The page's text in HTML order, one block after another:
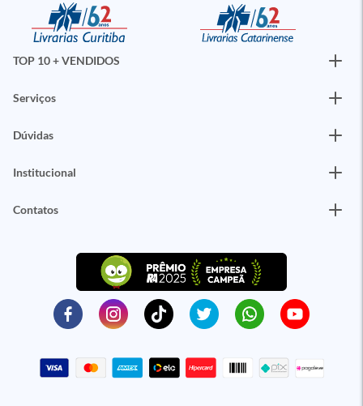
TOP 10 + VENDIDOS
Serviços
Dúvidas
Institucional
Contatos